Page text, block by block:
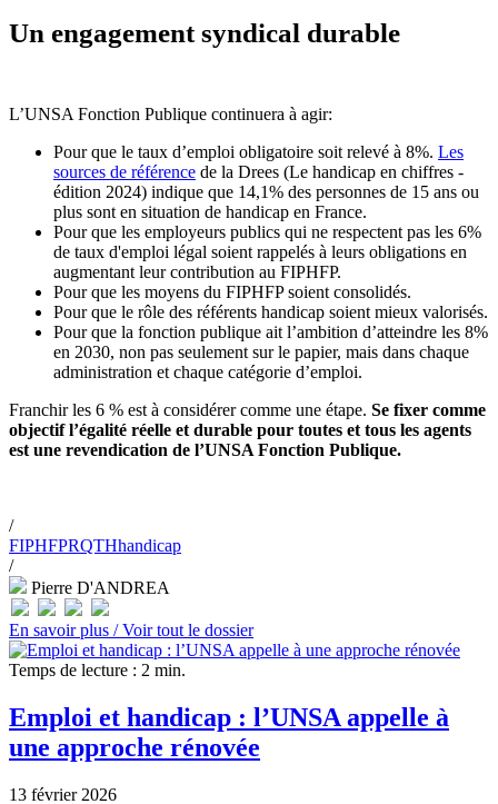
Un engagement syndical durable
L’UNSA Fonction Publique continuera à agir:
Pour que le taux d’emploi obligatoire soit relevé à 8%. Les
sources de référence de la Drees (Le handicap en chiffres -
édition 2024) indique que 14,1% des personnes de 15 ans ou
plus sont en situation de handicap en France.
Pour que les employeurs publics qui ne respectent pas les 6%
de taux d'emploi légal soient rappelés à leurs obligations en
augmentant leur contribution au FIPHFP.
Pour que les moyens du FIPHFP soient consolidés.
Pour que le rôle des référents handicap soient mieux valorisés.
Pour que la fonction publique ait l’ambition d’atteindre les 8%
en 2030, non pas seulement sur le papier, mais dans chaque
administration et chaque catégorie d’emploi.
Franchir les 6 % est à considérer comme une étape. Se fixer comme
objectif l’égalité réelle et durable pour toutes et tous les agents
est une revendication de l’UNSA Fonction Publique.
/
FIPHFPRQTHhandicap
/
Pierre D'ANDREA
En savoir plus /Voir tout le dossier
Temps de lecture : 2 min.
Emploi et handicap : l’UNSA appelle à
une approche rénovée
13 février 2026